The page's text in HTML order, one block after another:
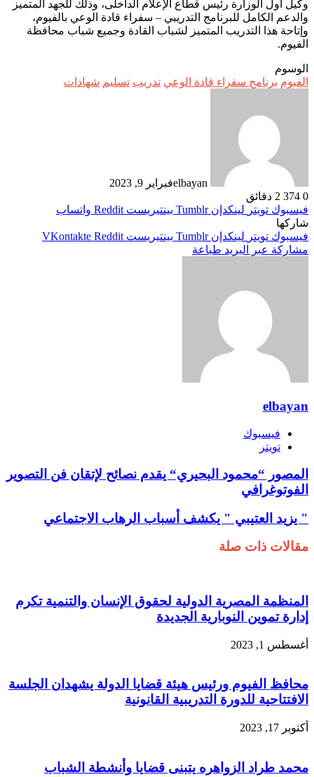
وكيل اول الوزارة رئيس قطاع الإعلام الداخلى، وذلك للجهد المتميز
والدعم الكامل للبرنامج التدريبي – سفراء قادة الوعي بالفيوم،
وإتاحة هذا التدريب المتميز لشباب القادة وجميع شباب محافظة
الفيوم.
الوسوم
الفيوم برنامج سفراء قادة الوعي تدريب تسليم شهادات
elbayanفبراير 9, 2023
0
2 دقائق
فيسبوك تويتر لينكدإن بينتيريست
واتساب
شاركها
فيسبوك تويتر لينكدإن بينتيريست
مشاركة عبر البريد طباعة
elbayan
فيسبوك
تويتر
المصور “محمود البحيري“ يقدم نصائح لإتقان فن التصوير
الفوتوغرافي
" يزيد العتيبي " يكشف أسباب الرهاب الاجتماعي
مقالات ذات صلة
المنظمة المصرية الدولية لحقوق الإنسان والتنمية تكرم
إدارة تموين النوبارية الجديدة
أغسطس 1, 2023
محافظ الفيوم ورئيس هيئة قضايا الدولة يشهدان الجلسة
الافتتاحية للدورة التدريبية القانونية
أكتوبر 17, 2023
محمد طراد الزواهره يتبنى قضايا وأنشطة الشباب